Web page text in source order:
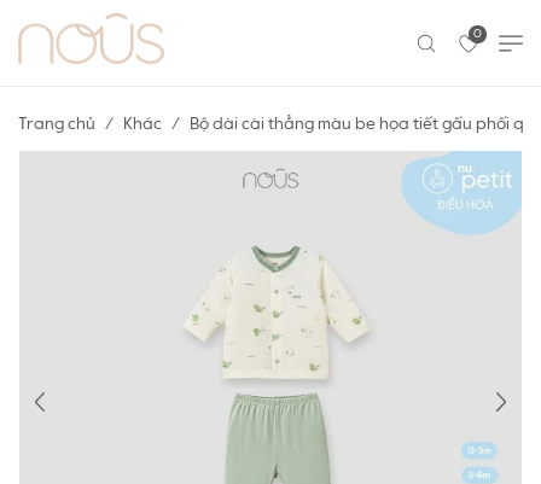
0
Trang chủ Khác Bộ dài cài thẳng màu be họa tiết gấu phối